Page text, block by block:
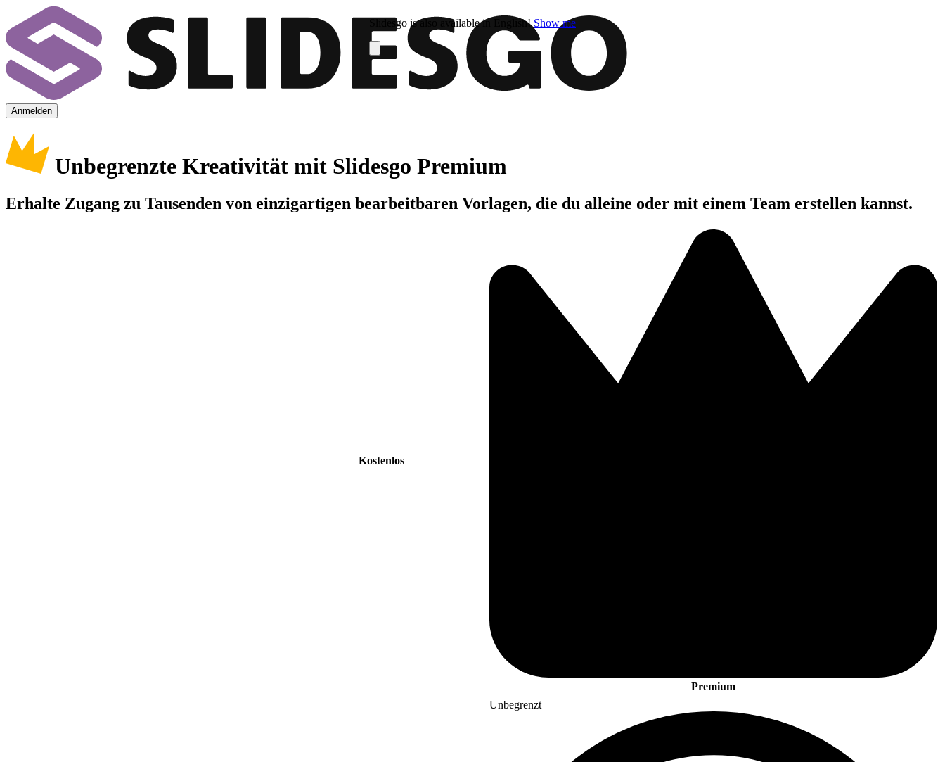
Slidesgo is also available in English! Show me
Anmelden
Unbegrenzte Kreativität mit Slidesgo Premium
Erhalte Zugang zu Tausenden von einzigartigen bearbeitbaren Vorlagen, die du alleine oder mit einem Team erstellen kannst.
Kostenlos
Premium
Unbegrenzt